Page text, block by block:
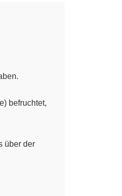
befruchtet,
über der